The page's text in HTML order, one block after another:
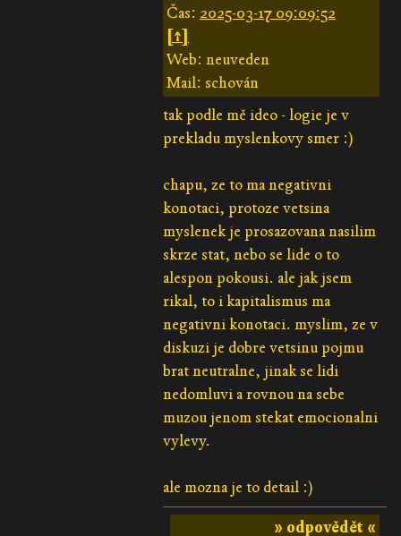
Čas: 2025-03-17 09:09:52
[↑]
Web: neuveden
Mail: schován
tak podle mě ideo - logie je v
prekladu myslenkovy smer :)
chapu, ze to ma negativni
konotaci, protoze vetsina
myslenek je prosazovana nasilim
skrze stat, nebo se lide o to
alespon pokousi. ale jak jsem
rikal, to i kapitalismus ma
negativni konotaci. myslim, ze v
diskuzi je dobre vetsinu pojmu
brat neutralne, jinak se lidi
nedomluvi a rovnou na sebe
muzou jenom stekat emocionalni
vylevy.
ale mozna je to detail :)
» odpovědět «